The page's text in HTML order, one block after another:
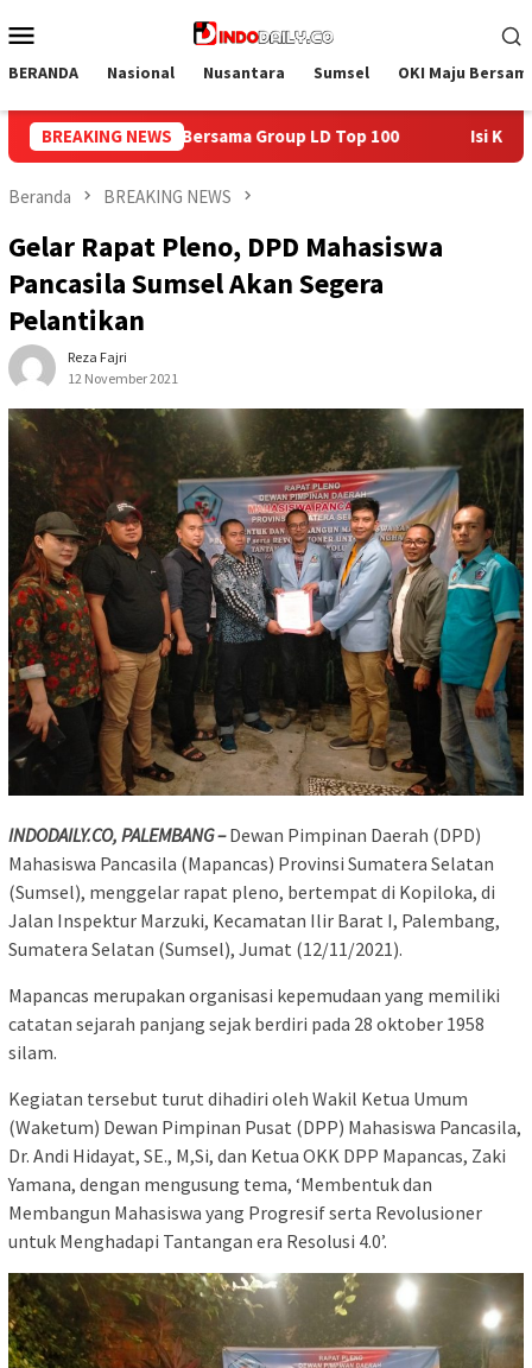
ke
Mobile
BERANDA Nasional Nusantara Sumsel OKI Maju
BREAKING NEWS
LD Top 100 Isi Kemerdekaan dengan Kepedulian,
Beranda BREAKING NEWS
Gelar Rapat Pleno, DPD Mahasiswa
Pancasila Sumsel Akan Segera
Pelantikan
Reza Fajri
12 November 2021
INDODAILY.CO, PALEMBANG – Dewan Pimpinan Daerah (DPD)
Mahasiswa Pancasila (Mapancas) Provinsi Sumatera Selatan
(Sumsel), menggelar rapat pleno, bertempat di Kopiloka, di
Jalan Inspektur Marzuki, Kecamatan Ilir Barat I, Palembang,
Sumatera Selatan (Sumsel), Jumat (12/11/2021).
Mapancas merupakan organisasi kepemudaan yang memiliki
catatan sejarah panjang sejak berdiri pada 28 oktober 1958
silam.
Kegiatan tersebut turut dihadiri oleh Wakil Ketua Umum
(Waketum) Dewan Pimpinan Pusat (DPP) Mahasiswa Pancasila,
Dr. Andi Hidayat, SE., M,Si, dan Ketua OKK DPP Mapancas, Zaki
Yamana, dengan mengusung tema, ‘Membentuk dan
Membangun Mahasiswa yang Progresif serta Revolusioner
untuk Menghadapi Tantangan era Resolusi 4.0’.